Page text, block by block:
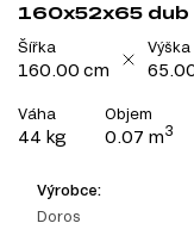
160x52x65
Šířka
160.00 cm
Výška
Váha
44 kg
Objem
0.07 m3
Výrobce:
Doros